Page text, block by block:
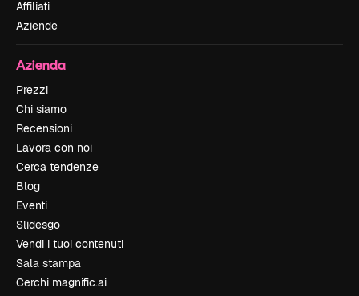
Affiliati
Aziende
Azienda
Prezzi
Chi siamo
Recensioni
Lavora con noi
Cerca tendenze
Blog
Eventi
Slidesgo
Vendi i tuoi contenuti
Sala stampa
Cerchi magnific.ai